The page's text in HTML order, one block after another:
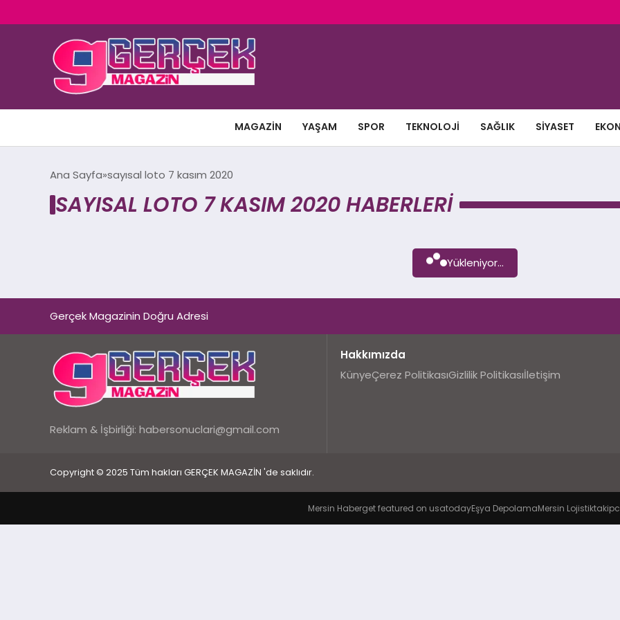
MAGAZIN YAŞAM SPOR TEKNOLOJI SAĞLIK SIYASET
Ana Sayfa sayısal loto 7 kasım 2020
SAYISAL LOTO 7 KASIM 2020 HABERLERI
Yükleniyor...
Gerçek Magazinin Doğru Adresi
Reklam & İşbirliği: habersonuclari@gmail.com
Hakkımızda
KünyeÇerez PolitikasıGizlilik Politikasıİletişim
Copyright © 2025 Tüm hakları GERÇEK MAGAZİN 'de saklıdır.
Mersin Haberget featured on usatodayEşya DepolamaMersin Lojistik